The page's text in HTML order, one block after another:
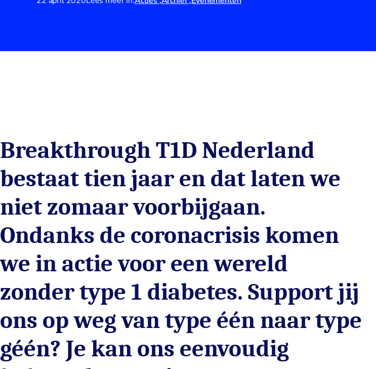
Breakthrough T1D Nederland
bestaat tien jaar en dat laten we
niet zomaar voorbijgaan.
Ondanks de coronacrisis komen
we in actie voor een wereld
zonder type 1 diabetes. Support jij
ons op weg van type één naar type
géén? Je kan ons eenvoudig